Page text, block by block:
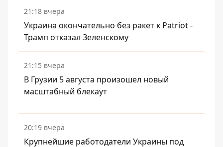
21:18 вчера
Украина окончательно без ракет к Patriot -
Трамп отказал Зеленскому
21:15 вчера
В Грузии 5 августа произошел новый
масштабный блекаут
20:19 вчера
Крупнейшие работодатели Украины под